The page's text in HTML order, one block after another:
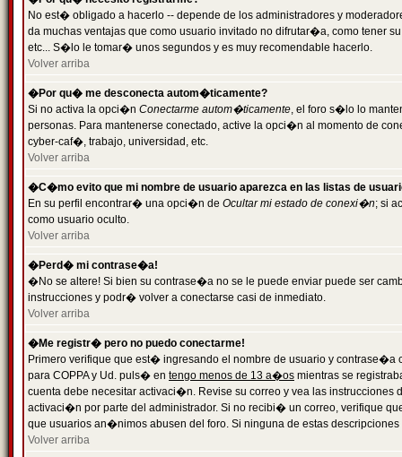
No est� obligado a hacerlo -- depende de los administradores y
da muchas ventajas que como usuario invitado no difrutar�a, como tener
etc... S�lo le tomar� unos segundos y es muy recomendable hacerlo.
Volver arriba
�Por qu� me desconecta autom�ticamente?
Si no activa la opci�n Conectarme autom�ticamente, el foro s�lo lo
personas. Para mantenerse conectado, active la opci�n al momento de
cyber-caf�, trabajo, universidad, etc.
Volver arriba
�C�mo evito que mi nombre de usuario aparezca en las listas de
En su perfil encontrar� una opci�n de Ocultar mi estado de conexi�n; si
como usuario oculto.
Volver arriba
�Perd� mi contrase�a!
�No se altere! Si bien su contrase�a no se le puede enviar puede ser
instrucciones y podr� volver a conectarse casi de inmediato.
Volver arriba
�Me registr� pero no puedo conectarme!
Primero verifique que est� ingresando el nombre de usuario y
para COPPA y Ud. puls� en tengo menos de 13 a�os mientras se
cuenta debe necesitar activaci�n. Revise su correo y vea las
activaci�n por parte del administrador. Si no recibi� un correo, verifique
que usuarios an�nimos abusen del foro. Si ninguna de estas
Volver arriba